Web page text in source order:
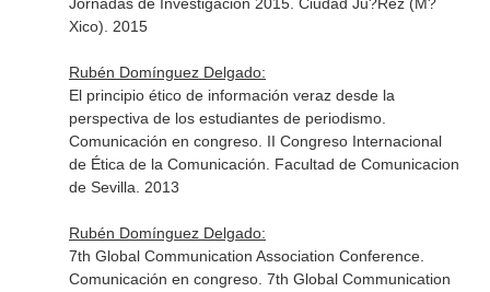
Xico). 2015
Rubén Domínguez Delgado:
El principio ético de información veraz desde la
perspectiva de los estudiantes de periodismo.
Comunicación en congreso. II Congreso Internacional
de Ética de la Comunicación. Facultad de Comunicacion
de Sevilla. 2013
Rubén Domínguez Delgado:
7th Global Communication Association Conference.
Comunicación en congreso. 7th Global Communication